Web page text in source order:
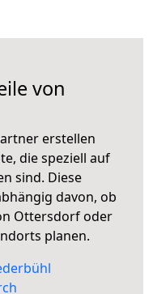
von
erstellen
die speziell auf
sind. Diese
davon, ob
Ottersdorf oder
planen.